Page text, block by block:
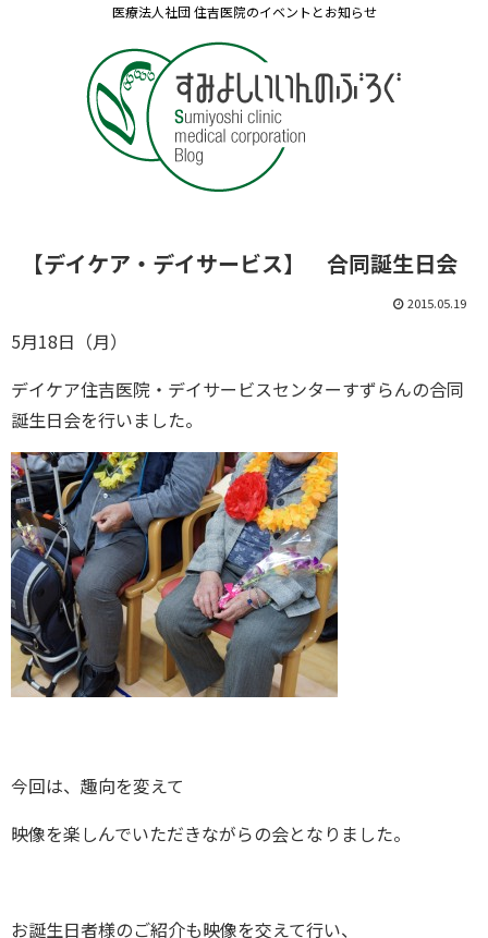
医療法人社団 住吉医院のイベントとお知らせ
【デイケア・デイサービス】 合同誕生日会
2015.05.19
5月18日（月）
デイケア住吉医院・デイサービスセンターすずらんの合同
誕生日会を行いました。
今回は、趣向を変えて
映像を楽しんでいただきながらの会となりました。
お誕生日者様のご紹介も映像を交えて行い、